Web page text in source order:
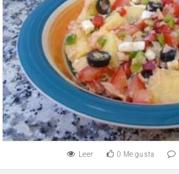
Leer 0 Me gusta